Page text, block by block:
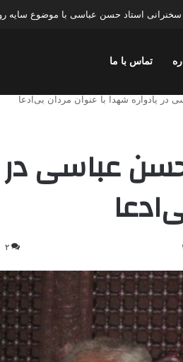
سخنرانی استاد حسن عباسی با موضوع چهار انتخاب
تماس با ما
یادواره شهدا با عنوان مردان بی‌ادعا
عباسی در
۲